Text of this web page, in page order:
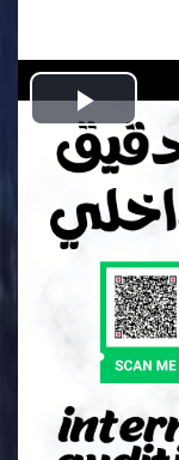
Play
Video